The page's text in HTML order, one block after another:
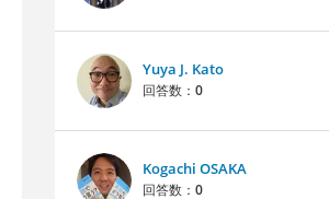
Yuya J. Kato
回答数： 0
Kogachi OSAKA
回答数： 0